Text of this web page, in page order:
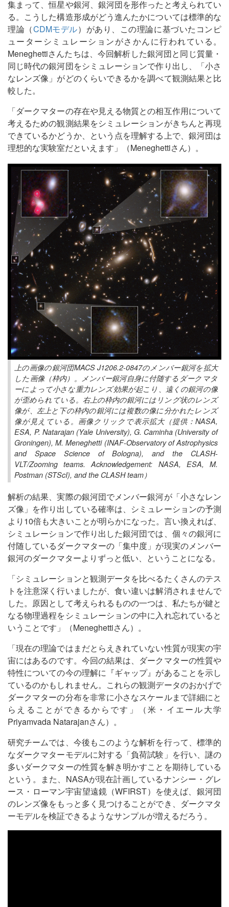
集まって、恒星や銀河、銀河団を形作ったと考えられてい
る。こうした構造形成がどう進んたかについては標準的な
理論（CDMモデル）があり、この理論に基づいたコンピ
ューターシミュレーションがさかんに行われている。
Meneghettiさんたちは、今回解析した銀河団と同じ質量・
同じ時代の銀河団をシミュレーションで作り出し、「小さ
なレンズ像」がどのくらいできるかを調べて観測結果と比
較した。
「ダークマターの存在や見える物質との相互作用について
考えるための観測結果をシミュレーションがきちんと再現
できているかどうか、という点を理解する上で、銀河団は
理想的な実験室だといえます」（Meneghettiさん）。
上の画像の銀河団MACS J1206.2-0847のメンバー銀河を拡大
した画像（枠内）。メンバー銀河自身に付随するダークマタ
ーによって小さな重力レンズ効果が起こり、遠くの銀河の像
が歪められている。右上の枠内の銀河にはリング状のレンズ
像が、左上と下の枠内の銀河には複数の像に分かれたレンズ
像が見えている。画像クリックで表示拡大（提供：NASA,
ESA, P. Natarajan (Yale University), G. Caminha (University of
Groningen), M. Meneghetti (INAF-Observatory of Astrophysics
and Space Science of Bologna), and the CLASH-
VLT/Zooming teams. Acknowledgement: NASA, ESA, M.
Postman (STScI), and the CLASH team）
解析の結果、実際の銀河団でメンバー銀河が「小さなレン
ズ像」を作り出している確率は、シミュレーションの予測
より10倍も大きいことが明らかになった。言い換えれば、
シミュレーションで作り出した銀河団では、個々の銀河に
付随しているダークマターの「集中度」が現実のメンバー
銀河のダークマターよりずっと低い、ということになる。
「シミュレーションと観測データを比べるたくさんのテス
トを注意深く行いましたが、食い違いは解消されませんで
した。原因として考えられるものの一つは、私たちが鍵と
なる物理過程をシミュレーションの中に入れ忘れていると
いうことです」（Meneghettiさん）。
「現在の理論ではまだとらえきれていない性質が現実の宇
宙にはあるのです。今回の結果は、ダークマターの性質や
特性についての今の理解に『ギャップ』があることを示し
ているのかもしれません。これらの観測データのおかげで
ダークマターの分布を非常に小さなスケールまで詳細にと
らえることができるからです」（米・イエール大学
Priyamvada Natarajanさん）。
研究チームでは、今後もこのような解析を行って、標準的
なダークマターモデルに対する「負荷試験」を行い、謎の
多いダークマターの性質を解き明かすことを期待している
という。また、NASAが現在計画しているナンシー・グレ
ース・ローマン宇宙望遠鏡（WFIRST）を使えば、銀河団
のレンズ像をもっと多く見つけることができ、ダークマタ
ーモデルを検証できるようなサンプルが増えるだろう。